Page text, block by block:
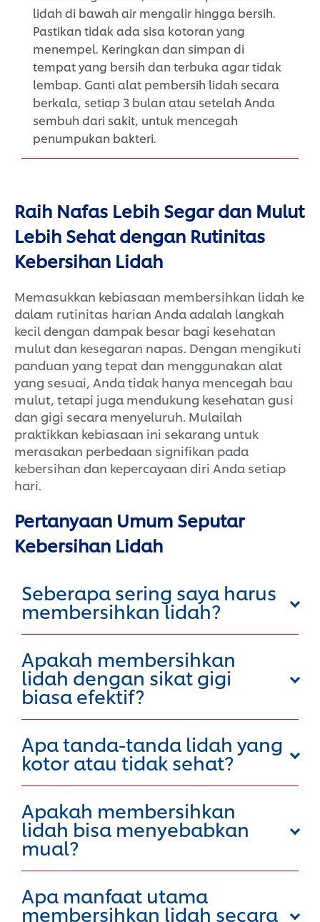
lidah di bawah air mengalir hingga bersih.
Pastikan tidak ada sisa kotoran yang
menempel. Keringkan dan simpan di
tempat yang bersih dan terbuka agar tidak
lembap. Ganti alat pembersih lidah secara
berkala, setiap 3 bulan atau setelah Anda
sembuh dari sakit, untuk mencegah
penumpukan bakteri.
Raih Nafas Lebih Segar dan Mulut
Lebih Sehat dengan Rutinitas
Kebersihan Lidah
Memasukkan kebiasaan membersihkan lidah ke
dalam rutinitas harian Anda adalah langkah
kecil dengan dampak besar bagi kesehatan
mulut dan kesegaran napas. Dengan mengikuti
panduan yang tepat dan menggunakan alat
yang sesuai, Anda tidak hanya mencegah bau
mulut, tetapi juga mendukung kesehatan gusi
dan gigi secara menyeluruh. Mulailah
praktikkan kebiasaan ini sekarang untuk
merasakan perbedaan signifikan pada
kebersihan dan kepercayaan diri Anda setiap
hari.
Pertanyaan Umum Seputar
Kebersihan Lidah
Seberapa sering saya harus
membersihkan lidah?
Apakah membersihkan
lidah dengan sikat gigi
biasa efektif?
Apa tanda-tanda lidah yang
kotor atau tidak sehat?
Apakah membersihkan
lidah bisa menyebabkan
mual?
Apa manfaat utama
membersihkan lidah secara